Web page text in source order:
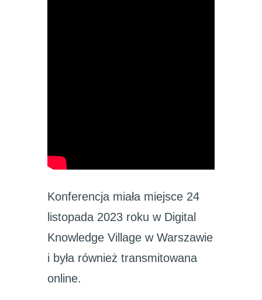
Konferencja miała miejsce 24
listopada 2023 roku w Digital
Knowledge Village w Warszawie
i była również transmitowana
online.